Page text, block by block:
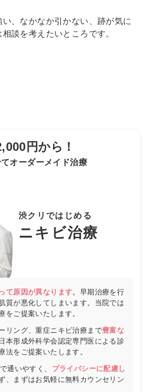
、なかなか引かない、跡が気に
談を考えたいところです。
円から！
オーダーメイド治療
渋クリではじめる
ニキビ治療
て原因が異なります。早期治療を行
質が悪化してしまいます。当院では
をご提案いたします。
リング、重症ニキビ治療まで豊富な
本形成外科学会認定専門医による診
法をご提案いたします。
通いやすく、
プライバシーに配慮し
、まずはお気軽に無料カウンセリン